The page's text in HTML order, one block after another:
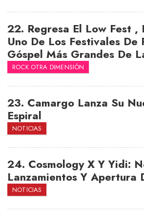
22. Regresa El Low Fest ,
Uno De Los Festivales De
Góspel Más Grandes De
ROCK OTRA DIMENSIÓN
23. Camargo Lanza Su
Espiral
NOTICIAS
24. Cosmology X Y Yidi:
Lanzamientos Y Apertura
NOTICIAS